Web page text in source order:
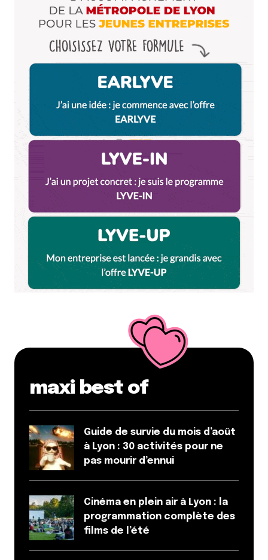
à 16h et il y avait 40 personnes qui faisait la queue.
J’ai faillit faire demi tour, puis me suis dit que si les
pour avoir un pizza, un dimanche après-midi c’est
que ça vallait le coup. Et c’était le cas !
Un endroit riquiqui, ktich à souhait mais des pizzas
délicieuses pour seulement 10$. Pate extra fine et
parfaite, garniture fraiche, et basilic coupé sur
votre pizza juste avant qu’elle soit servie.
Le DBGB , 299 Bowery (entre Houston et 1st) la
rencontre d’une brasserie française et une taverne
Le bar Boulud, 1900 Broadway (entre 63rd et 64th)
le casual bistrot.
Bref toutes les adresses du chef Daniel Boulud (le
Guigz
Un joooour j’iraaaais la-baaaas….
romain blachier
15 juillet 2010 à 9 h 51 min
j’adore le Pastis un resto/bistrot français mais
sophielamodeuse
20 juillet 2010 à 16 h 57 min
Répondre
maxi best of
Guide de survie du mois d’août
à Lyon : 30 activités pour ne
pas mourir d’ennui
Cinéma en plein air à Lyon : la
programmation complète des
films de l’été